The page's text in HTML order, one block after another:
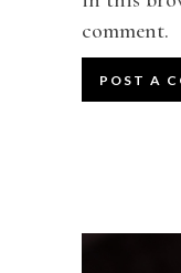
comment.